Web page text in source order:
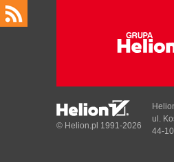
© Helion.pl 1991-2026
ul.
44-